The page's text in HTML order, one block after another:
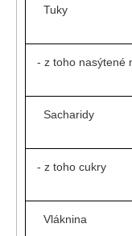
Tuky
- z toho nasýtené
Sacharidy
- z toho cukry
Vláknina